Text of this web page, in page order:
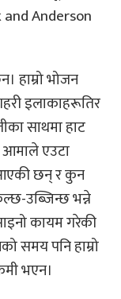
Anderson
हाम्रो भोजन
इलाकाहरूतिर
साथमा हाट
एउटा
छन् र कुन
उब्जिन्छ भन्ने
कायम गरेकी
समय पनि हाम्रो
भएन।